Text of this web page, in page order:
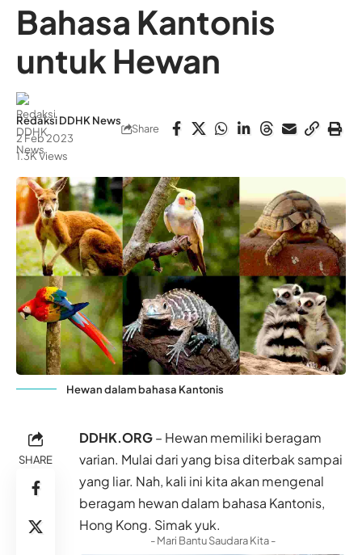
Bahasa Kantonis
untuk Hewan
Redaksi DDHK News
2 Feb 2023
1.3K Views
Share
Hewan dalam bahasa Kantonis
SHARE
DDHK.ORG– Hewan memiliki beragam
varian. Mulai dari yang bisa diterbak sampai
yang liar. Nah, kali ini kita akan mengenal
beragam hewandalam bahasa Kantonis,
Hong Kong. Simak yuk.
- Mari Bantu Saudara Kita -